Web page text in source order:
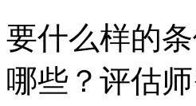
要什么样的
哪些？评估